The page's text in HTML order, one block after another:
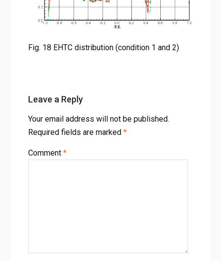
Fig. 18 EHTC distribution (condition 1 and 2)
Leave a Reply
Your email address will not be published.
Required fields are marked *
Comment *